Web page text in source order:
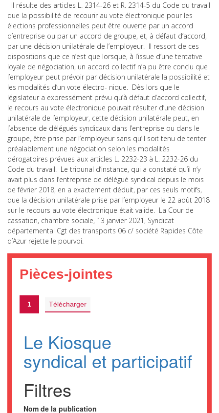
Il résulte des articles L. 2314-26 et R. 2314-5 du Code du travail
que la possibilité de recourir au vote électronique pour les
élections professionnelles peut être ouverte par un accord
d’entreprise ou par un accord de groupe, et, à défaut d’accord,
par une décision unilatérale de l’employeur. Il ressort de ces
dispositions que ce n’est que lorsque, à l’issue d’une tentative
loyale de négociation, un accord collectif n’a pu être conclu que
l’employeur peut prévoir par décision unilatérale la possibilité et
les modalités d’un vote électro- nique. Dès lors que le
législateur a expressément prévu qu’à défaut d’accord collectif,
le recours au vote électronique pouvait résulter d’une décision
unilatérale de l’employeur, cette décision unilatérale peut, en
l’absence de délégués syndicaux dans l’entreprise ou dans le
groupe, être prise par l’employeur sans qu’il soit tenu de tenter
préalablement une négociation selon les modalités
dérogatoires prévues aux articles L. 2232-23 à L. 2232-26 du
Code du travail. Le tribunal d’instance, qui a constaté qu’il n’y
avait plus dans l’entreprise de délégué syndical depuis le mois
de février 2018, en a exactement déduit, par ces seuls motifs,
que la décision unilatérale prise par l’employeur le 22 août 2018
sur le recours au vote électronique était valide. La Cour de
cassation, chambre sociale, 13 janvier 2021, Syndicat
départemental Cgt des transports 06 c/ société Rapides Côte
d’Azur rejette le pourvoi.
Pièces-jointes
1 Télécharger